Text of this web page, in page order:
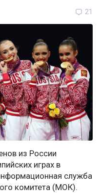
21
из России
играх в
служба
комитета (МОК).